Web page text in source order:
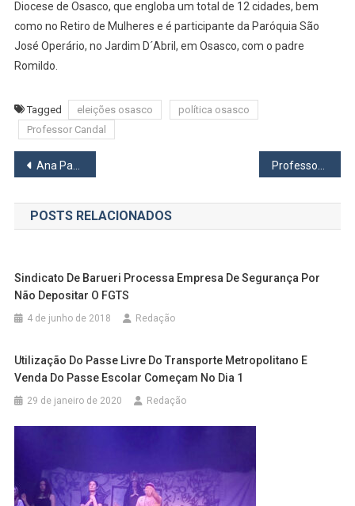
Diocese de Osasco, que engloba um total de 12 cidades, bem
como no Retiro de Mulheres e é participante da Paróquia São
José Operário, no Jardim D´Abril, em Osasco, com o padre
Romildo.
Tagged eleições osasco
política osasco
Professor Candal
Navegação
de
Post
Ana Paula Rossi oficializa apoio à pré-candidatura de Gerson Pessoa
POSTS RELACIONADOS
Sindicato De Barueri Processa Empresa De Segurança Por
Não Depositar O FGTS
4 de junho de 2018 Redação
Utilização Do Passe Livre Do Transporte Metropolitano E
Venda Do Passe Escolar Começam No Dia 1
29 de janeiro de 2020 Redação